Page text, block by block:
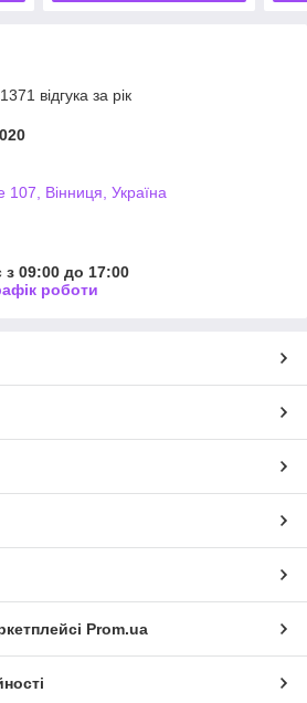
відгука за рік
Вінниця, Україна
09:00 до 17:00
роботи
Prom.ua